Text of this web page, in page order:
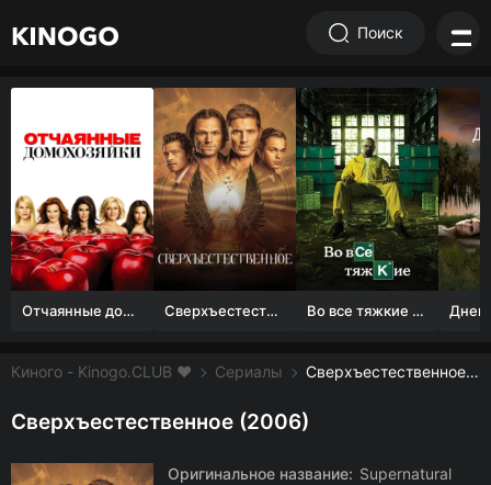
Поиск
Отчаянные домохозяйки (1 сезон) Сверхъестественное Во все тяжкие 1-5 сезон
Киного - Kinogo.CLUB ❤️ Сериалы Сверхъестественное смотреть онлайн бесплатно
Сверхъестественное (2006)
Оригинальное название: Supernatural